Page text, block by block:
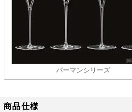
バーマンシリーズ
商品仕様